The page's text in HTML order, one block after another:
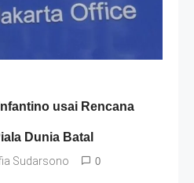
usai Rencana
Dunia Batal
Sudarsono 0